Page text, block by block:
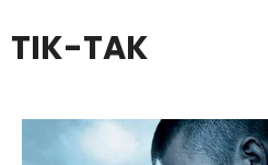
TIK-TAK